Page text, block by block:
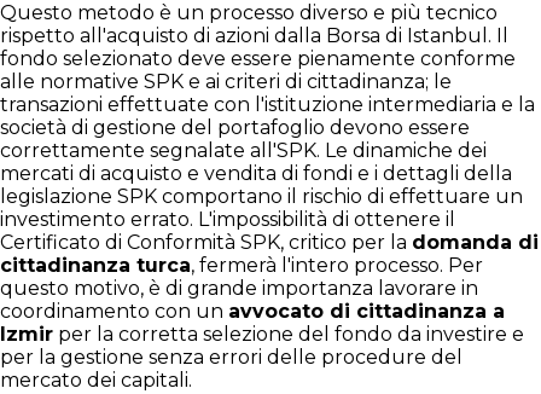
Questo metodo è un processo diverso e più tecnico
rispetto all'acquisto di azioni dalla Borsa di Istanbul. Il
fondo selezionato deve essere pienamente conforme
alle normative SPK e ai criteri di cittadinanza; le
transazioni effettuate con l'istituzione intermediaria e la
società di gestione del portafoglio devono essere
correttamente segnalate all'SPK. Le dinamiche dei
mercati di acquisto e vendita di fondi e i dettagli della
legislazione SPK comportano il rischio di effettuare un
investimento errato. L'impossibilità di ottenere il
Certificato di Conformità SPK, critico per la domanda di
cittadinanza turca, fermerà l'intero processo. Per
questo motivo, è di grande importanza lavorare in
coordinamento con un avvocato di cittadinanza a
Izmir per la corretta selezione del fondo da investire e
per la gestione senza errori delle procedure del
mercato dei capitali.